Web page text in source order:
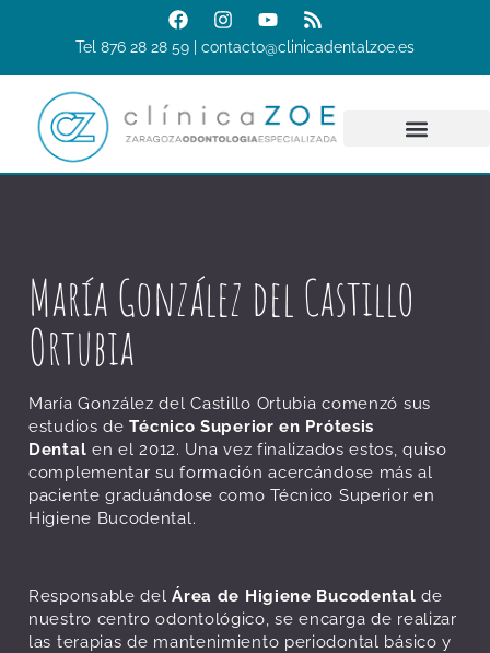
Tel 876 28 28 59 | contacto@clinicadentalzoe.es
María González del Castillo
Ortubia
María González del Castillo Ortubia comenzó sus
estudios deTécnico Superior en Prótesis
Dental en el 2012. Una vez finalizados estos, quiso
complementar su formación acercándose más al
paciente graduándose como Técnico Superior en
Higiene Bucodental.
Responsable delÁrea de Higiene Bucodental de
nuestro centro odontológico, se encarga de realizar
las terapias de mantenimiento periodontal básico y